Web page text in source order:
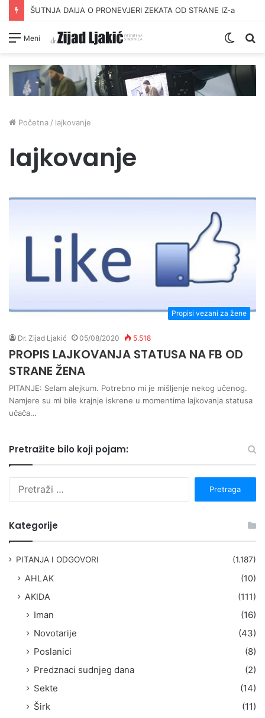
ŠUTNJA DAIJA O PRONEVJERI ZEKATA OD STRANE IZ-a
Meni
Switch
Početna / lajkovanje
lajkovanje
Propisi vezani za žene
Dr. Zijad Ljakić 05/08/2020 5.518
PROPIS LAJKOVANJA STATUSA NA FB OD
STRANE ŽENA
PITANJE: Selam alejkum. Potrebno mi je mišljenje nekog učenog.
Namjere su mi bile krajnje iskrene u momentima lajkovanja statusa
učača…
Pretražite bilo koji pojam:
Kategorije
PITANJA I ODGOVORI (1.187)
AHLAK
(10)
AKIDA
(111)
Iman
(16)
Novotarije
(43)
Poslanici
(8)
Predznaci sudnjeg dana
(2)
Sekte
(14)
Širk
(11)